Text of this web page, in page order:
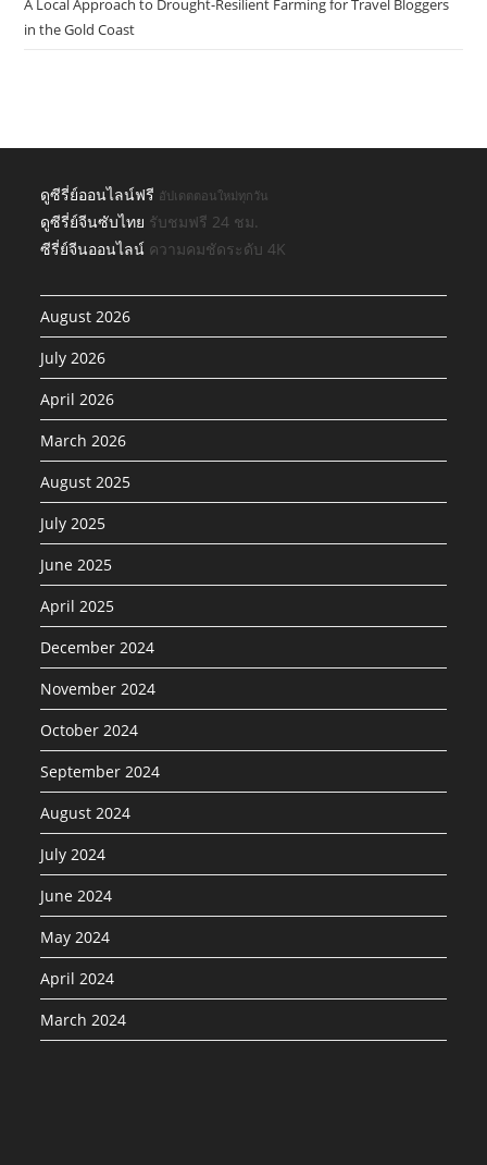
in the Gold Coast
ดูซีรี่ย์ออนไลน์ฟรี อัปเดตตอนใหม่ทุกวัน
ดูซีรี่ย์จีนซับไทย รับชมฟรี 24 ชม.
ซีรี่ย์จีนออนไลน์ ความคมชัดระดับ 4K
August 2026
July 2026
April 2026
March 2026
August 2025
July 2025
June 2025
April 2025
December 2024
November 2024
October 2024
September 2024
August 2024
July 2024
June 2024
May 2024
April 2024
March 2024